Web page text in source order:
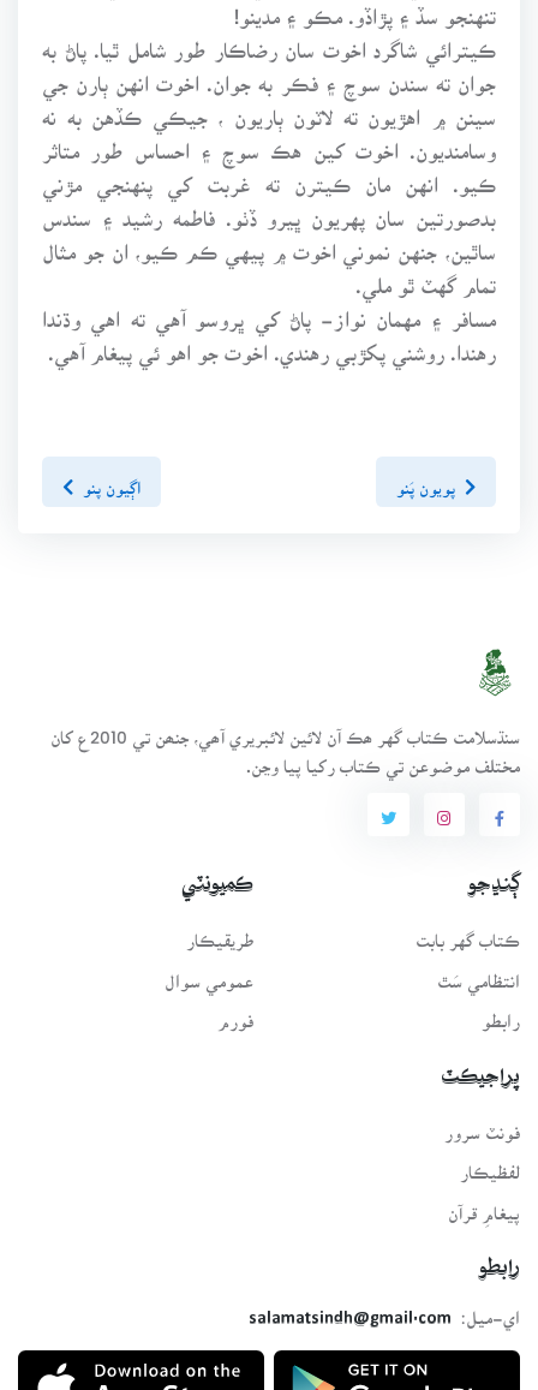
تنهنجو سڏ ۽ پڙاڏو. مڪو ۽ مدينو!
ڪيترائي شاگرد اخوت سان رضاڪار طور شامل ٿيا. پاڻ به
جوان ته سندن سوچ ۽ فڪر به جوان. اخوت انهن ٻارن جي
سينن ۾ اهڙيون ته لاٽون ٻاريون ، جيڪي ڪڏهن به نه
وسامنديون. اخوت کين هڪ سوچ ۽ احساس طور متاثر
ڪيو. انهن مان ڪيترن ته غربت کي پنهنجي مڙني
بدصورتين سان پهريون ڀيرو ڏٺو. فاطمه رشيد ۽ سندس
ساٿين، جنهن نموني اخوت ۾ پيهي ڪم ڪيو، ان جو مثال
تمام گهٽ ٿو ملي.
مسافر ۽ مهمان نواز- پاڻ کي ڀروسو آهي ته اهي وڌندا
رهندا. روشني پکڙبي رهندي. اخوت جو اهو ئي پيغام آهي.
پويون پَنو اڳيون پنو
سنڌسلامت ڪتاب گهر ھڪ آن لائين لائبريري آھي، جنھن تي 2010ع کان
مختلف موضوعن تي ڪتاب رکيا پيا وڃن.
ڳنڍجو
ڪتاب گهر بابت
انتظامي سَٿ
رابطو
ڪميونٽي
طريقيڪار
عمومي سوال
فورم
پراجيڪٽ
لفظيڪار
پيغامِ قرآن
رابطو
اي-ميل:
salamatsindh@gmail.com